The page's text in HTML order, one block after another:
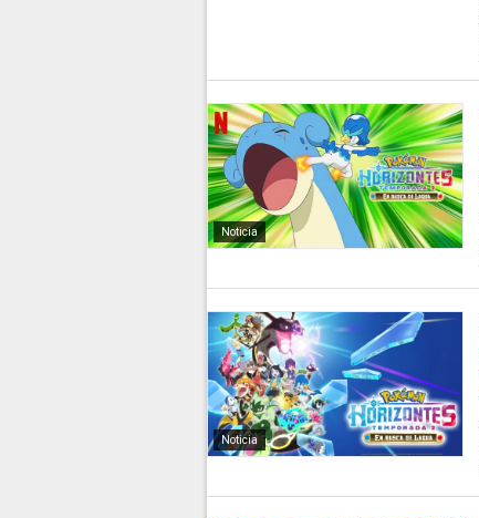
Noticia
Noticia